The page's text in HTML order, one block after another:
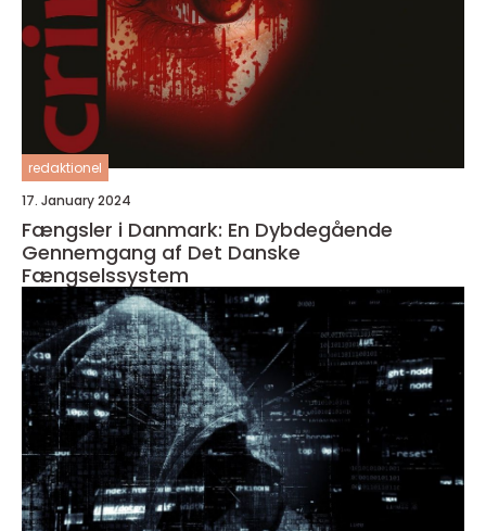
redaktionel
17. January 2024
Fængsler i Danmark: En Dybdegående
Gennemgang af Det Danske
Fængselssystem